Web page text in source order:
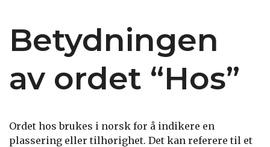
Betydningen
av ordet “Hos”
Ordet hos brukes i norsk for å indikere en
plassering eller tilhørighet. Det kan referere til et